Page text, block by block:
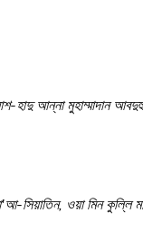
আন্না মুহাম্মাদান
সিয়াতিন, ওয়া মিন কুল্লি